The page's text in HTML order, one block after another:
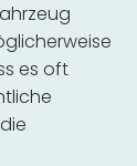
es oft